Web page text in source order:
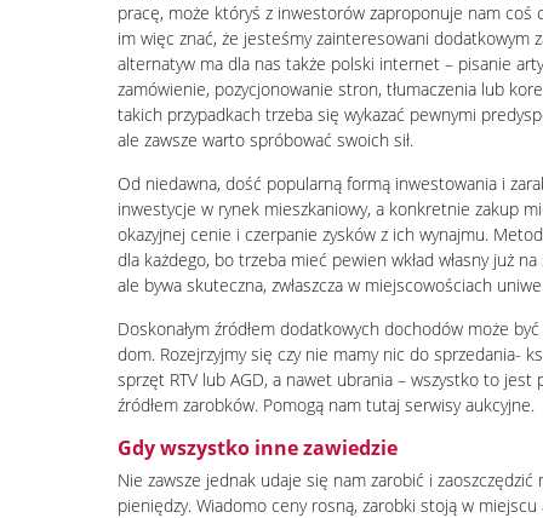
pracę, może któryś z inwestorów zaproponuje nam coś
im więc znać, że jesteśmy zainteresowani dodatkowym
alternatyw ma dla nas także polski internet – pisanie
zamówienie, pozycjonowanie stron, tłumaczenia lub
takich przypadkach trzeba się wykazać pewnymi
ale zawsze warto spróbować swoich sił.
Od niedawna, dość popularną formą inwestowania i
inwestycje w rynek mieszkaniowy, a konkretnie zakup
okazyjnej cenie i czerpanie zysków z ich wynajmu.
dla każdego, bo trzeba mieć pewien wkład własny już
ale bywa skuteczna, zwłaszcza w miejscowościach
Doskonałym źródłem dodatkowych dochodów może być
dom. Rozejrzyjmy się czy nie mamy nic do sprzedania-
sprzęt RTV lub AGD, a nawet ubrania – wszystko to jest
źródłem zarobków. Pomogą nam tutaj serwisy aukcyjne.
Gdy wszystko inne zawiedzie
Nie zawsze jednak udaje się nam zarobić i
pieniędzy. Wiadomo ceny rosną, zarobki stoją w